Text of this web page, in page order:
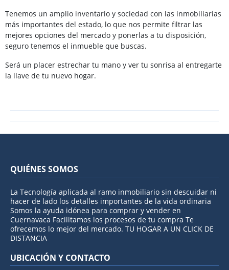
Tenemos un amplio inventario y sociedad con las inmobiliarias
más importantes del estado, lo que nos permite filtrar las
mejores opciones del mercado y ponerlas a tu disposición,
seguro tenemos el inmueble que buscas.
Será un placer estrechar tu mano y ver tu sonrisa al entregarte
la llave de tu nuevo hogar.
QUIÉNES SOMOS
La Tecnología aplicada al ramo inmobiliario sin descuidar ni
hacer de lado los detalles importantes de la vida ordinaria
Somos la ayuda idónea para comprar y vender en
Cuernavaca Facilitamos los procesos de tu compra Te
ofrecemos lo mejor del mercado. TU HOGAR A UN CLICK DE
DISTANCIA
UBICACIÓN Y CONTACTO